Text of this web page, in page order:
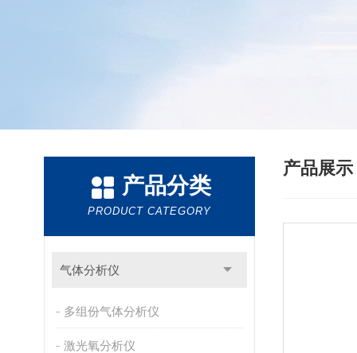
产品分类
PRODUCT CATEGORY
气体分析仪
多组份气体分析仪
激光氧分析仪
产品展示